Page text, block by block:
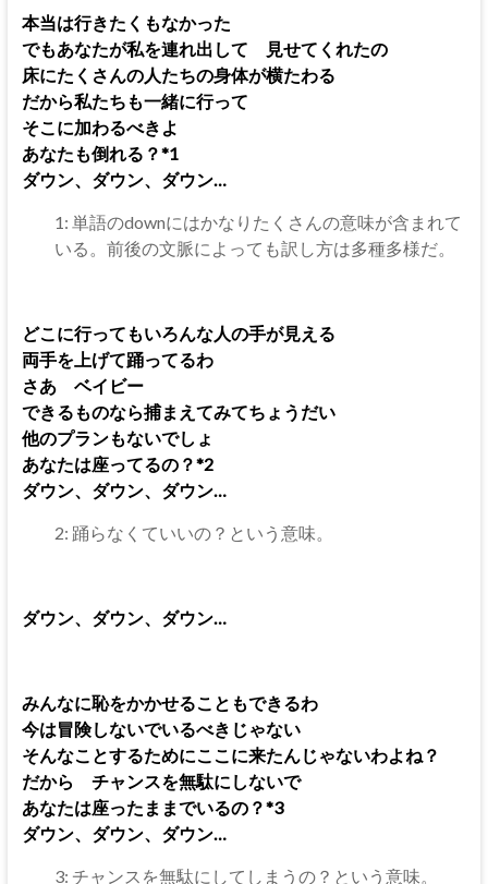
本当は行きたくもなかった
でもあなたが私を連れ出して 見せてくれたの
床にたくさんの人たちの身体が横たわる
だから私たちも一緒に行って
そこに加わるべきよ
あなたも倒れる？*1
ダウン、ダウン、ダウン…
1: 単語のdownにはかなりたくさんの意味が含まれて
いる。前後の文脈によっても訳し方は多種多様だ。
どこに行ってもいろんな人の手が見える
両手を上げて踊ってるわ
さあ ベイビー
できるものなら捕まえてみてちょうだい
他のプランもないでしょ
あなたは座ってるの？*2
ダウン、ダウン、ダウン…
2: 踊らなくていいの？という意味。
ダウン、ダウン、ダウン…
みんなに恥をかかせることもできるわ
今は冒険しないでいるべきじゃない
そんなことするためにここに来たんじゃないわよね？
だから チャンスを無駄にしないで
あなたは座ったままでいるの？*3
ダウン、ダウン、ダウン…
3: チャンスを無駄にしてしまうの？という意味。